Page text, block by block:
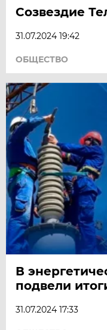
Созвездие
31.07.2024 19:42
ОБЩЕСТВО
В
подвели
31.07.2024 17:33